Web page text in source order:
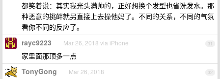
都笑着说：其实我光头满帅的，正好想换个发型也省洗发水。那
种恶意的挑衅就另直接上去操他妈了。不同的关系，不同的气氛
看你不同的反应了。
31
rayc9223 Mar 26, 2018 via iPhone
家里面那顶多一点
32
TonyGong Mar 26, 2018